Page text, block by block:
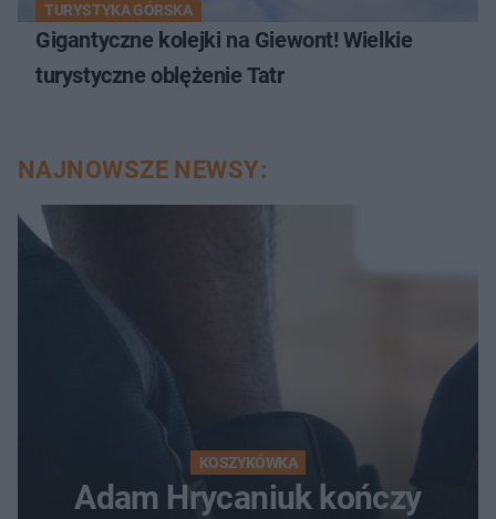
TURYSTYKA GÓRSKA
Gigantyczne kolejki na Giewont! Wielkie
turystyczne oblężenie Tatr
NAJNOWSZE NEWSY:
KOSZYKÓWKA
Adam Hrycaniuk kończy